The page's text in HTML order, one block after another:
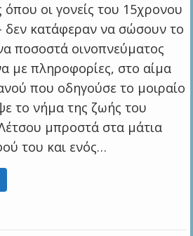
οι γονείς του 15χρονου
δεν κατάφεραν να σώσουν το
ποσοστά οινοπνεύματος
με πληροφορίες, στο αίμα
που οδηγούσε το μοιραίο
το νήμα της ζωής του
μπροστά στα μάτια
του και ενός…